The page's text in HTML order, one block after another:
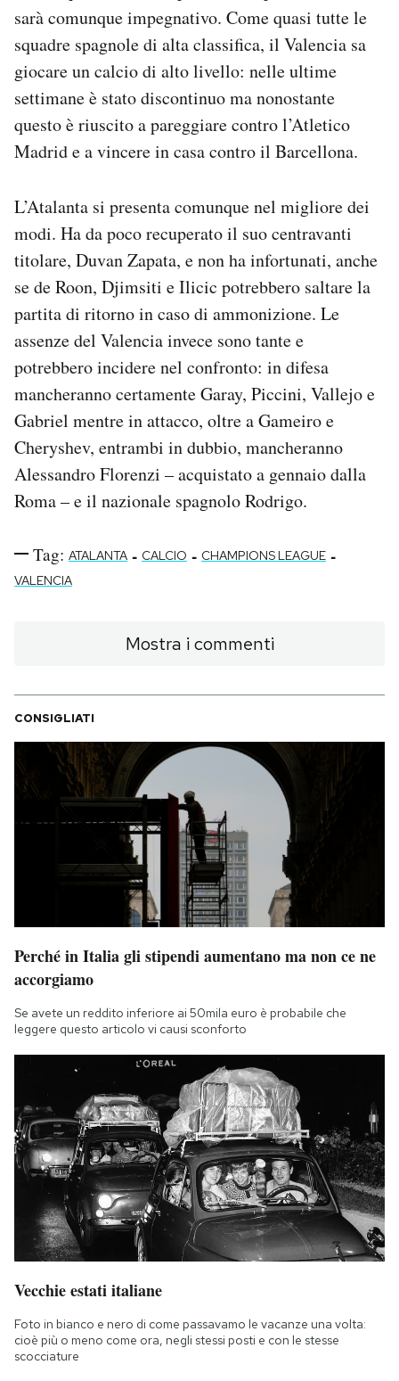
sarà comunque impegnativo. Come quasi tutte le
squadre spagnole di alta classifica, il Valencia sa
giocare un calcio di alto livello: nelle ultime
settimane è stato discontinuo ma nonostante
questo è riuscito a pareggiare contro l’Atletico
Madrid e a vincere in casa contro il Barcellona.
L’Atalanta si presenta comunque nel migliore dei
modi. Ha da poco recuperato il suo centravanti
titolare, Duvan Zapata, e non ha infortunati, anche
se de Roon, Djimsiti e Ilicic potrebbero saltare la
partita di ritorno in caso di ammonizione. Le
assenze del Valencia invece sono tante e
potrebbero incidere nel confronto: in difesa
mancheranno certamente Garay, Piccini, Vallejo e
Gabriel mentre in attacco, oltre a Gameiro e
Cheryshev, entrambi in dubbio, mancheranno
Alessandro Florenzi – acquistato a gennaio dalla
Roma – e il nazionale spagnolo Rodrigo.
Tag: ATALANTA - CALCIO - CHAMPIONS LEAGUE -
VALENCIA
Mostra i commenti
CONSIGLIATI
Perché in Italia gli stipendi aumentano ma non ce ne
accorgiamo
Se avete un reddito inferiore ai 50mila euro è probabile che
leggere questo articolo vi causi sconforto
Vecchie estati italiane
Foto in bianco e nero di come passavamo le vacanze una volta:
cioè più o meno come ora, negli stessi posti e con le stesse
scocciature